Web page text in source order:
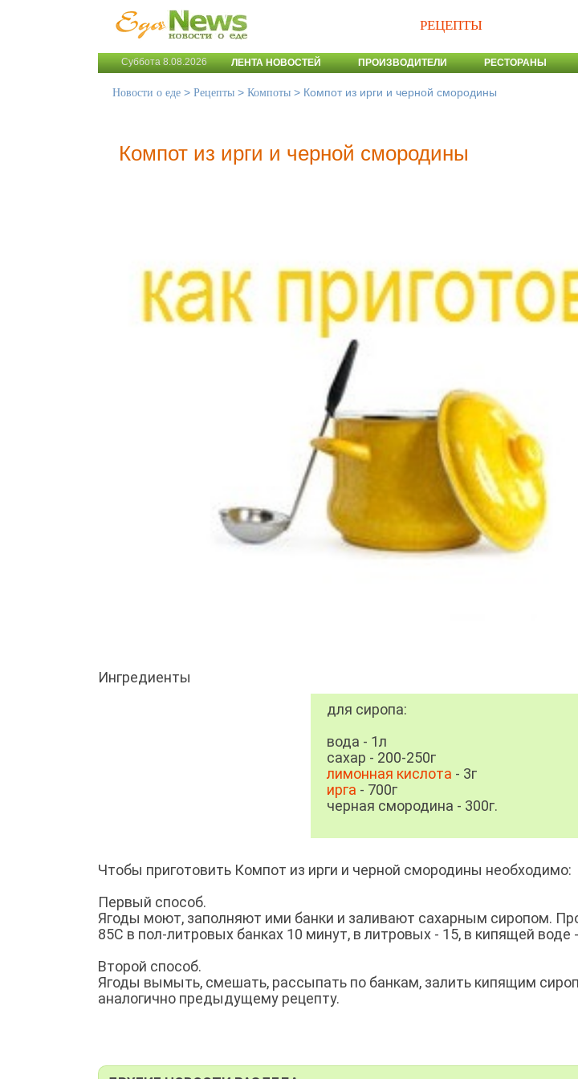
РЕЦЕПТЫ
Суббота 8.08.2026 ЛЕНТА НОВОСТЕЙ ПРОИЗВОДИТЕЛИ РЕСТОРАНЫ
Новости о еде > Рецепты > Компоты > Компот из ирги и черной смородины
Компот из ирги и черной смородины
Ингредиенты
для сиропа:
вода - 1л
сахар - 200-250г
лимонная кислота - 3г
ирга - 700г
черная смородина - 300г.
Чтобы приготовить Компот из ирги и черной смородины необходимо:
Первый способ.
Ягоды моют, заполняют ими банки и заливают сахарным сиропом.
85С в пол-литровых банках 10 минут, в литровых - 15, в кипящей воде
Второй способ.
Ягоды вымыть, смешать, рассыпать по банкам, залить кипящим
аналогично предыдущему рецепту.